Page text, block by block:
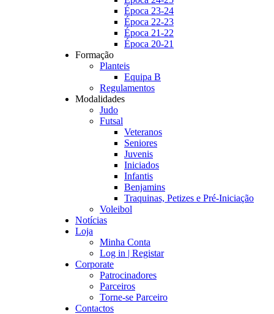
Época 23-24
Época 22-23
Época 21-22
Época 20-21
Formação
Planteis
Equipa B
Regulamentos
Modalidades
Judo
Futsal
Veteranos
Seniores
Juvenis
Iniciados
Infantis
Benjamins
Traquinas, Petizes e Pré-Iniciação
Voleibol
Notícias
Loja
Minha Conta
Log in | Registar
Corporate
Patrocinadores
Parceiros
Torne-se Parceiro
Contactos